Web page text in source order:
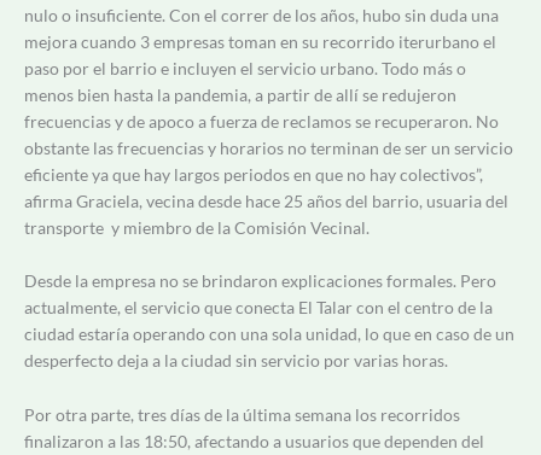
nulo o insuficiente. Con el correr de los años, hubo sin duda una
mejora cuando 3 empresas toman en su recorrido iterurbano el
paso por el barrio e incluyen el servicio urbano. Todo más o
menos bien hasta la pandemia, a partir de allí se redujeron
frecuencias y de apoco a fuerza de reclamos se recuperaron. No
obstante las frecuencias y horarios no terminan de ser un servicio
eficiente ya que hay largos periodos en que no hay colectivos”,
afirma Graciela, vecina desde hace 25 años del barrio, usuaria del
transporte y miembro de la Comisión Vecinal.
Desde la empresa no se brindaron explicaciones formales. Pero
actualmente, el servicio que conecta El Talar con el centro de la
ciudad estaría operando con una sola unidad, lo que en caso de un
desperfecto deja a la ciudad sin servicio por varias horas.
Por otra parte, tres días de la última semana los recorridos
finalizaron a las 18:50, afectando a usuarios que dependen del